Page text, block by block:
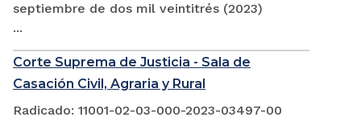
septiembre de dos mil veintitrés (2023)
...
Corte Suprema de Justicia - Sala de
Casación Civil, Agraria y Rural
Radicado: 11001-02-03-000-2023-03497-00